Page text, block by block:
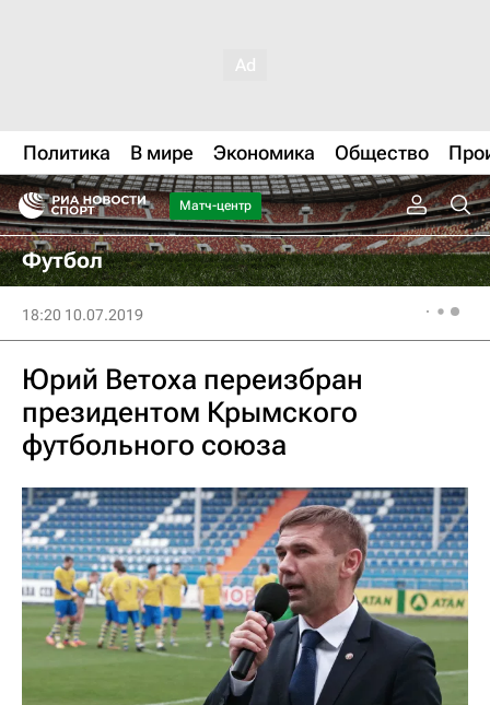
Политика В мире Экономика Общество
Матч-центр
Футбол
18:20 10.07.2019
Юрий Ветоха переизбран
президентом Крымского
футбольного союза